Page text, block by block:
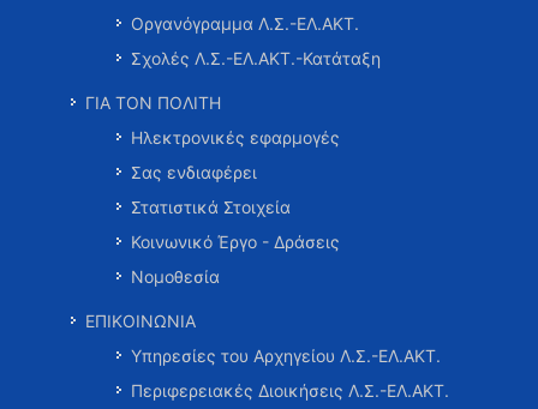
Οργανόγραμμα Λ.Σ.-ΕΛ.ΑΚΤ.
Σχολές Λ.Σ.-ΕΛ.ΑΚΤ.-Κατάταξη
ΓΙΑ ΤΟΝ ΠΟΛΙΤΗ
Ηλεκτρονικές εφαρμογές
Σας ενδιαφέρει
Στατιστικά Στοιχεία
Κοινωνικό Έργο - Δράσεις
Νομοθεσία
ΕΠΙΚΟΙΝΩΝΙΑ
Υπηρεσίες του Αρχηγείου Λ.Σ.-ΕΛ.ΑΚΤ.
Περιφερειακές Διοικήσεις Λ.Σ.-ΕΛ.ΑΚΤ.